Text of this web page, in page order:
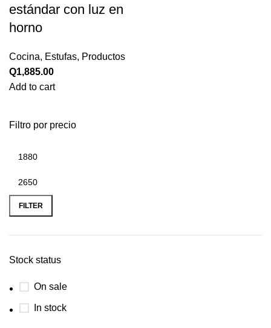
Filtro por precio
FILTER
Stock status
On sale
In stock
estándar con luz en
horno
Cocina, Estufas, Productos
Q1,885.00
Add to cart